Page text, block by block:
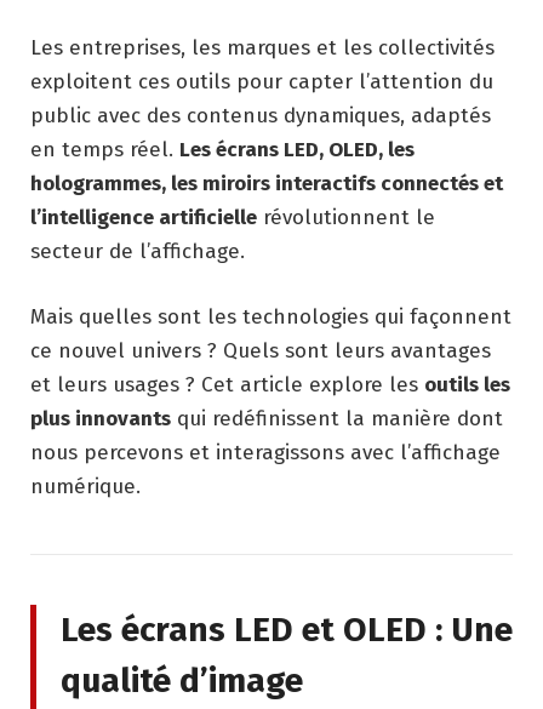
Les entreprises, les marques et les collectivités
exploitent ces outils pour capter l’attention du
public avec des contenus dynamiques, adaptés
en temps réel. Les écrans LED, OLED, les
hologrammes, les miroirs interactifs connectés et
l’intelligence artificielle révolutionnent le
secteur de l’affichage.
Mais quelles sont les technologies qui façonnent
ce nouvel univers ? Quels sont leurs avantages
et leurs usages ? Cet article explore les outils les
plus innovants qui redéfinissent la manière dont
nous percevons et interagissons avec l’affichage
numérique.
Les écrans LED et OLED : Une
qualité d’image